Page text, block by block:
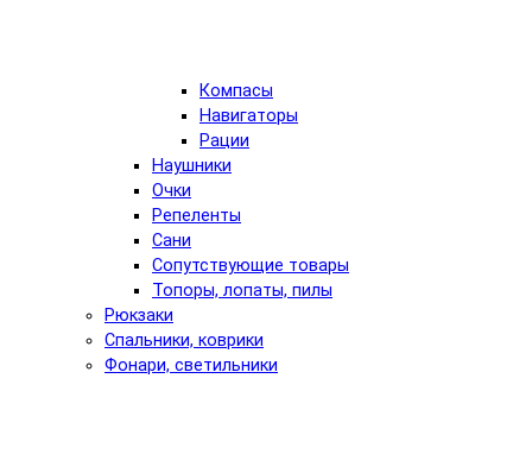
Компасы
Навигаторы
Рации
Наушники
Очки
Репеленты
Сани
Сопутствующие товары
Топоры, лопаты, пилы
Рюкзаки
Спальники, коврики
Фонари, светильники